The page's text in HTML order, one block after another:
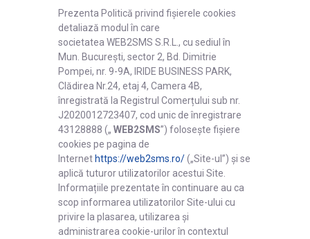
Ajutor
Înregistrare
Autentificare
Prezenta Politică privind fișierele cookies
detaliază modul în care
societatea WEB2SMS S.R.L., cu sediul în
Mun. București, sector 2, Bd. Dimitrie
Pompei, nr. 9-9A, IRIDE BUSINESS PARK,
Clădirea Nr.24, etaj 4, Camera 4B,
înregistrată la Registrul Comerțului sub nr.
J2020012723407, cod unic de înregistrare
43128888 („ WEB2SMS”) folosește fișiere
cookies pe pagina de
Internet https://web2sms.ro/(„Site-ul”) și se
aplică tuturor utilizatorilor acestui Site.
Informațiile prezentate în continuare au ca
scop informarea utilizatorilor Site-ului cu
privire la plasarea, utilizarea și
administrarea cookie-urilor în contextul